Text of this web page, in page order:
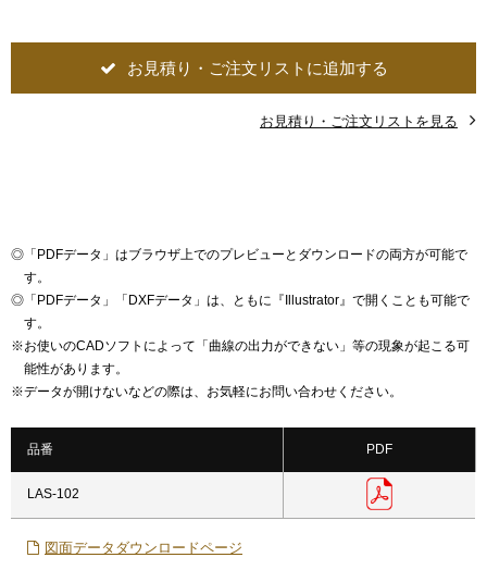
お見積り・ご注文リストに追加する
お見積り・ご注文リストを見る
◎ 「PDFデータ」はブラウザ上でのプレビューとダウンロードの両方が可能で
す。
◎ 「PDFデータ」「DXFデータ」は、ともに『Illustrator』で開くことも可能で
す。
※お使いのCADソフトによって「曲線の出力ができない」等の現象が起こる可
能性があります。
※データが開けないなどの際は、お気軽にお問い合わせください。
品番 PDF
LAS-102
図面データダウンロードページ